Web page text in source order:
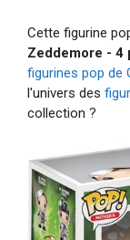
Cette figurine
Zeddemore - 4
figurines pop de
l'univers des
collection ?